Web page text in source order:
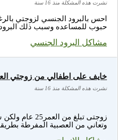
احس بالبرود الجنسي لزوجتي
حبوب للمساعده وسبب ذلك
مشاكل البرود الجنسي
نشرت هذه المشكلة منذ 16 سنة
زوجتى تبلغ من
وتعاني من العصبية المفرطة
خايف على اطفالي من زوجتي
نشرت هذه المشكلة منذ 16 سنة